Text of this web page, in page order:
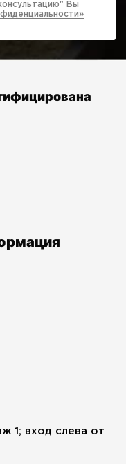
Вы
1; вход слева от